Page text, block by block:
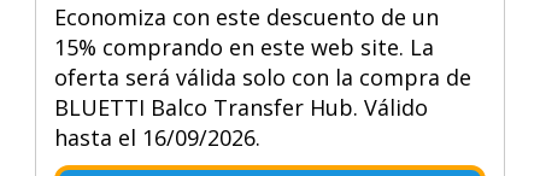
Economiza con este descuento de un
15% comprando en este web site. La
oferta será válida solo con la compra de
BLUETTI Balco Transfer Hub. Válido
hasta el 16/09/2026.